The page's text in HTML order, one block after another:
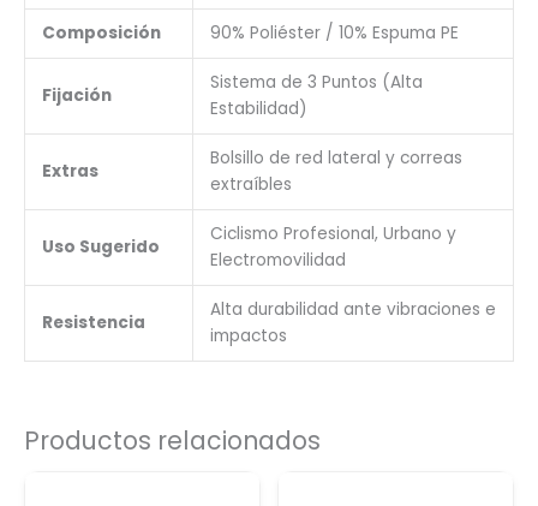
Composición 90% Poliéster / 10% Espuma PE
Fijación
Sistema de 3 Puntos (Alta
Estabilidad)
Extras
Bolsillo de red lateral y correas
extraíbles
Uso Sugerido
Ciclismo Profesional, Urbano y
Electromovilidad
Resistencia
Alta durabilidad ante vibraciones e
impactos
Productos relacionados